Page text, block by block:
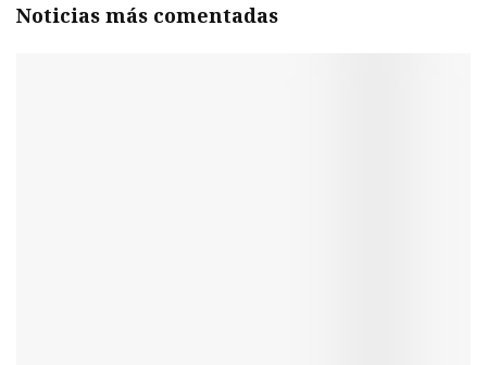
Noticias más comentadas